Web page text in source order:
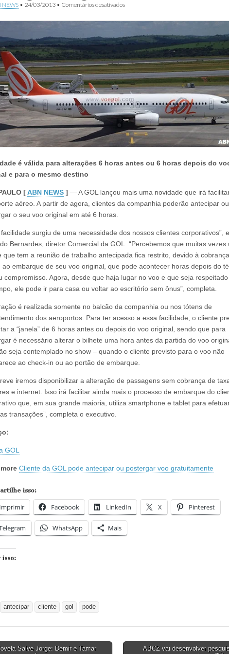
NEWS • 24/03/2013 • Comentários desativadosem
da
pode
antecipar
postergar
voo
gratuitamente
é válida para alterações 6 horas antes ou 6 horas depois do
e para o mesmo destino
[ABN NEWS ] — A GOL lançou mais uma novidade que irá
aéreo. A partir de agora, clientes da companhia poderão antecipar ou
o seu voo original em até 6 horas.
facilidade surgiu de uma necessidade dos nossos clientes corporativos”,
Bernardes, diretor Comercial da GOL. “Percebemos que muitas vezes
que tem a reunião de trabalho antecipada fica restrito, devido à
ao embarque de seu voo original, que pode acontecer horas depois do
compromisso. Agora, desde que haja lugar no voo e que seja
ele pode ir para casa ou voltar ao escritório sem ônus”, completa.
é realizada somente no balcão da companhia ou nos tótens de
dos aeroportos. Para ter acesso a essa facilidade, o cliente
a “janela” de 6 horas antes ou depois do voo original, sendo que para
é necessário alterar o bilhete uma hora antes da partida do voo
seja contemplado no show – quando o cliente previsto para o voo não
ao check-in ou ao portão de embarque.
iremos disponibilizar a alteração de passagens sem cobrança de
e internet. Isso irá facilitar ainda mais o processo de embarque do
que, em sua grande maioria, utiliza smartphone e tablet para
transações”, completa o executivo.
GOL
Cliente da GOL pode antecipar ou postergar voo gratuitamente
isso:
Imprimir Facebook LinkedIn X Pinterest
WhatsApp Mais
isso:
antecipar cliente gol pode
Salve Jorge: Demir e Tamar
ABCZ vai desenvolver